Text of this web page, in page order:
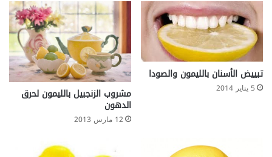
تبييض الأسنان بالليمون والصودا
5 يناير 2014 مشروب الزنجبيل بالليمون لحرق
الدهون
12 مارس 2013